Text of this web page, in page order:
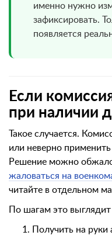
именно нужно
зафиксировать.
появляется
Если
при наличии
Такое случается.
или неверно
Решение можно
жаловаться на
читайте в отдельном
По шагам это выглядит
Получить на руки